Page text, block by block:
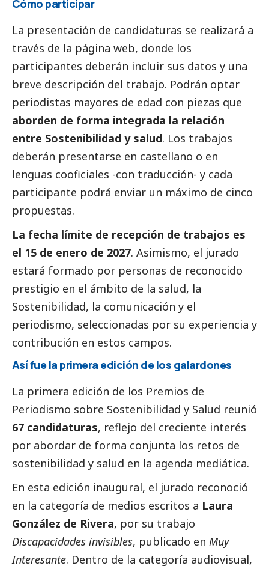
Cómo participar
La presentación de candidaturas se realizará a
través de la página web, donde los
participantes deberán incluir sus datos y una
breve descripción del trabajo. Podrán optar
periodistas mayores de edad con piezas que
aborden de forma integrada la relación
entre Sostenibilidad y salud. Los trabajos
deberán presentarse en castellano o en
lenguas cooficiales -con traducción- y cada
participante podrá enviar un máximo de cinco
propuestas.
La fecha límite de recepción de trabajos es
el 15 de enero de 2027. Asimismo, el jurado
estará formado por personas de reconocido
prestigio en el ámbito de la salud, la
Sostenibilidad, la comunicación y el
periodismo, seleccionadas por su experiencia y
contribución en estos campos.
Así fue la primera edición de los galardones
La primera edición de los Premios de
Periodismo sobre Sostenibilidad y Salud reunió
67 candidaturas, reflejo del creciente interés
por abordar de forma conjunta los retos de
sostenibilidad y salud en la agenda mediática.
En esta edición inaugural, el jurado reconoció
en la categoría de medios escritos a Laura
González de Rivera, por su trabajo
Discapacidades invisibles, publicado en Muy
Interesante. Dentro de la categoría audiovisual,